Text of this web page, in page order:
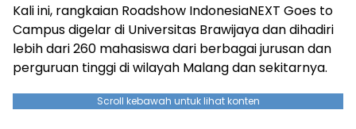
Kali ini, rangkaian Roadshow IndonesiaNEXT Goes to
Campus digelar di Universitas Brawijaya dan dihadiri
lebih dari 260 mahasiswa dari berbagai jurusan dan
perguruan tinggi di wilayah Malang dan sekitarnya.
Scroll kebawah untuk lihat konten